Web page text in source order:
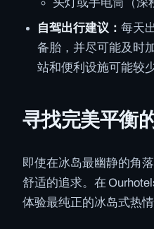
自驾出行建议：每天
备胎，并尽可能及时
站和便利设施可能较少
寻找完美平衡
即使在冰岛最幽静的角
舒适的追求。在
体验最纯正的冰岛式热情